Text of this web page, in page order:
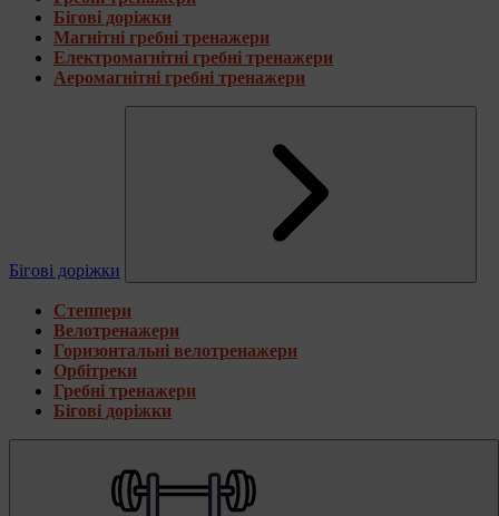
Бігові доріжки
Магнітні гребні тренажери
Електромагнітні гребні тренажери
Аеромагнітні гребні тренажери
Бігові доріжки
Степпери
Велотренажери
Горизонтальні велотренажери
Орбітреки
Гребні тренажери
Бігові доріжки